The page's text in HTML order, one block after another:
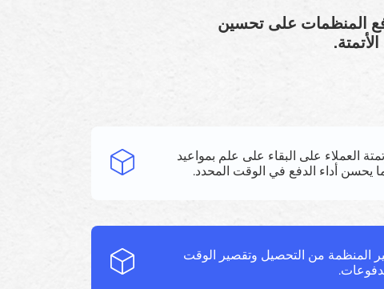
المنظمات على تحسين
العملاء على البقاء على علم بمواعيد
يحسن أداء الدفع في الوقت المحدد.
المنظمة من التحصيل وتقصير الوقت